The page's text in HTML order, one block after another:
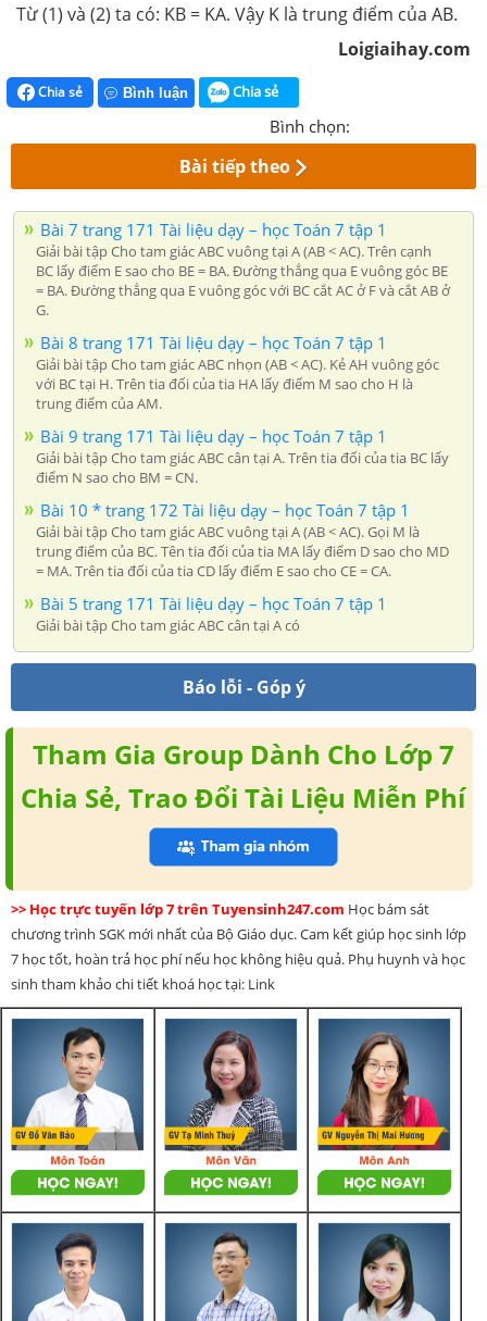
Từ (1) và (2) ta có: KB = KA. Vậy K là trung điểm của AB.
Loigiaihay.com
Chia sẻ Bình luận Chia sẻ
Bình chọn:
Bài tiếp theo
Bài 7 trang 171 Tài liệu dạy – học Toán 7 tập 1
Giải bài tập Cho tam giác ABC vuông tại A (AB < AC). Trên cạnh
BC lấy điểm E sao cho BE = BA. Đường thẳng qua E vuông góc BE
= BA. Đường thẳng qua E vuông góc với BC cắt AC ở F và cắt AB ở
G.
Bài 8 trang 171 Tài liệu dạy – học Toán 7 tập 1
Giải bài tập Cho tam giác ABC nhọn (AB < AC). Kẻ AH vuông góc
với BC tại H. Trên tia đối của tia HA lấy điểm M sao cho H là
trung điểm của AM.
Bài 9 trang 171 Tài liệu dạy – học Toán 7 tập 1
Giải bài tập Cho tam giác ABC cân tại A. Trên tia đối của tia BC lấy
điểm N sao cho BM = CN.
Bài 10 * trang 172 Tài liệu dạy – học Toán 7 tập 1
Giải bài tập Cho tam giác ABC vuông tại A (AB < AC). Gọi M là
trung điểm của BC. Tên tia đối của tia MA lấy điểm D sao cho MD
= MA. Trên tia đối của tia CD lấy điểm E sao cho CE = CA.
Bài 5 trang 171 Tài liệu dạy – học Toán 7 tập 1
Giải bài tập Cho tam giác ABC cân tại A có
Báo lỗi - Góp ý
Tham Gia Group Dành Cho Lớp 7
Chia Sẻ, Trao Đổi Tài Liệu Miễn Phí
>> Học trực tuyến lớp 7 trên Tuyensinh247.com Học bám sát
chương trình SGK mới nhất của Bộ Giáo dục. Cam kết giúp học sinh lớp
7 học tốt, hoàn trả học phí nếu học không hiệu quả. Phụ huynh và học
sinh tham khảo chi tiết khoá học tại: Link